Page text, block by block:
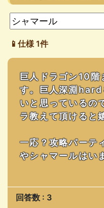
📱仕様 1件
巨人ドラゴン10階
す。巨人深淵hard
いと思っているの
ラ教えて頂けると
一応？攻略パーテ
やシャマールはい
回答数 : 3